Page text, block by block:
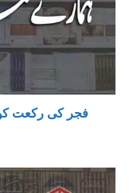
فجر کی رکعت کو